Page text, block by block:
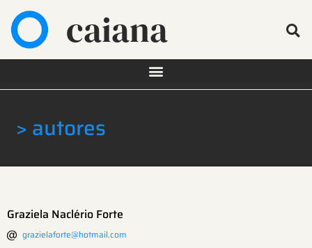
caiana
> autores
Graziela Naclério Forte
grazielaforte@hotmail.com